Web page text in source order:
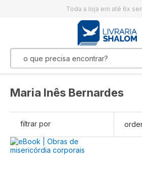
Toda a loja em até 6x
Maria Inês Bernardes
filtrar por